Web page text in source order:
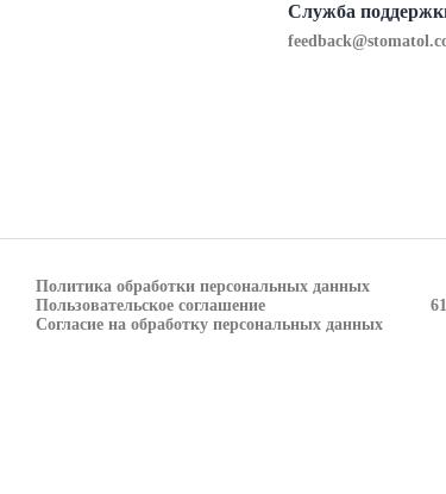
Служба
Политика обработки персональных данных
Пользовательское соглашение
Согласие на обработку персональных данных